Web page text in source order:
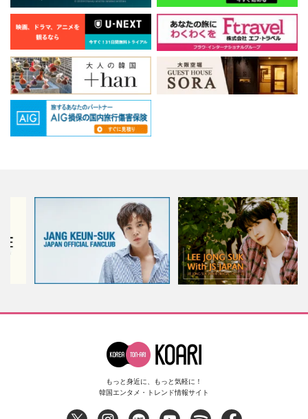
もっと身近に、もっと気軽に！
韓国エンタメ・トレンド情報サイト